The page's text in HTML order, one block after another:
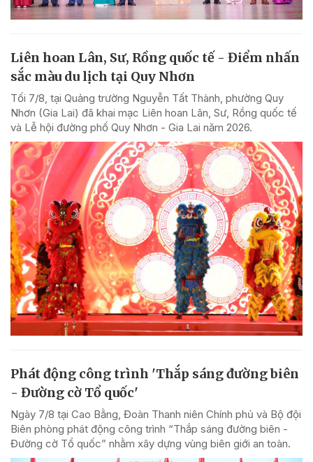
Liên hoan Lân, Sư, Rồng quốc tế - Điểm nhấn
sắc màu du lịch tại Quy Nhơn
Tối 7/8, tại Quảng trường Nguyễn Tất Thành, phường Quy
Nhơn (Gia Lai) đã khai mạc Liên hoan Lân, Sư, Rồng quốc tế
và Lễ hội đường phố Quy Nhơn - Gia Lai năm 2026.
Phát động công trình 'Thắp sáng đường biên
- Đường cờ Tổ quốc'
Ngày 7/8 tại Cao Bằng, Đoàn Thanh niên Chính phủ và Bộ đội
Biên phòng phát động công trình “Thắp sáng đường biên -
Đường cờ Tổ quốc” nhằm xây dựng vùng biên giới an toàn.